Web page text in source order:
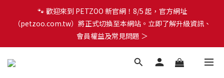
🐾 歡迎來到 PETZOO 新官網！8/5 起，官方網址
（petzoo.com.tw）將正式切換至本網站。立即了解升級資訊、
會員權益及常見問題 ＞
🐾 歡迎來到 PETZOO 新官網！8/5 起，官方網址
（petzoo.com.tw）將正式切換至本網站。立即了解升級資訊、
會員權益及常見問題 ＞
✨【新朋友見面禮】現在註冊即領 $100 購物金！全館滿 $1,500 享